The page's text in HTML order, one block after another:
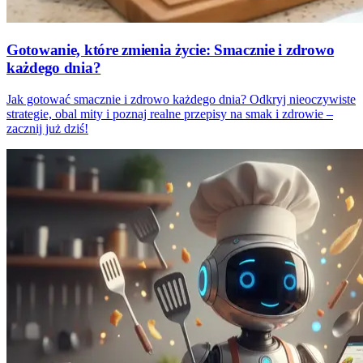
Gotowanie, które zmienia życie: Smacznie i zdrowo
każdego dnia?
Jak gotować smacznie i zdrowo każdego dnia? Odkryj nieoczywiste
strategie, obal mity i poznaj realne przepisy na smak i zdrowie –
zacznij już dziś!